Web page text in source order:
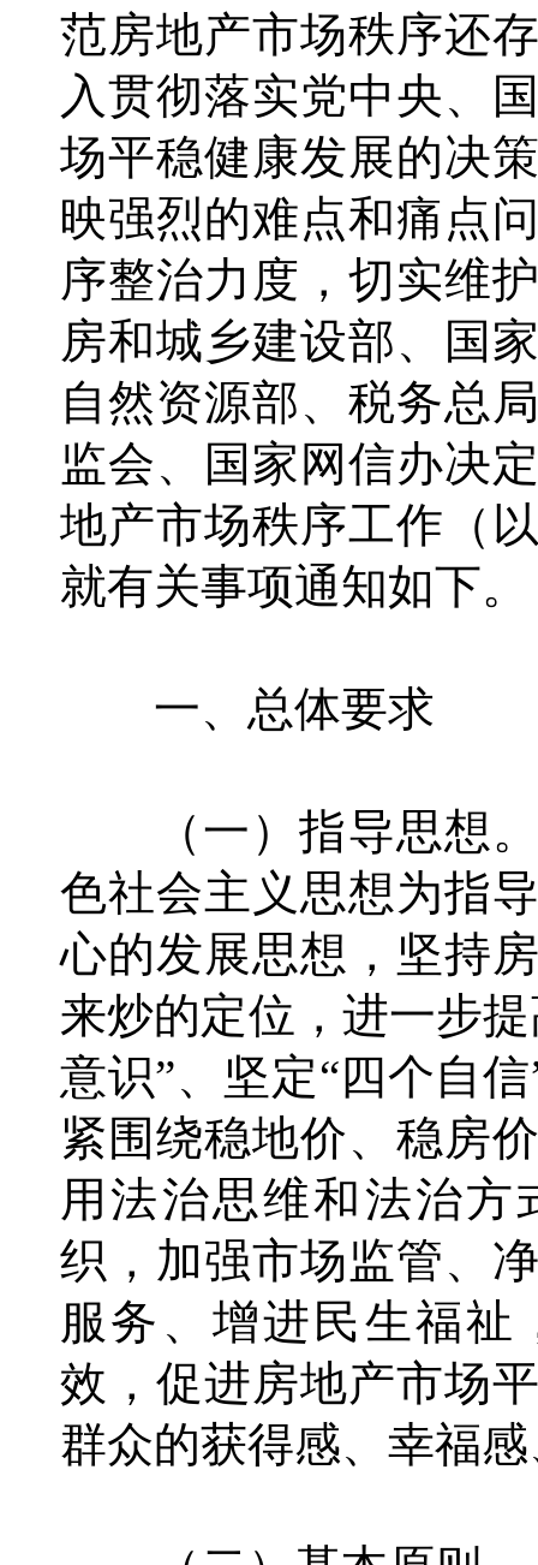
范房地产市场秩序还
入贯彻落实党中央、
场平稳健康发展的决
映强烈的难点和痛点
序整治力度，切实维
房和城乡建设部、国
自然资源部、税务总
监会、国家网信办决
地产市场秩序工作（
就有关事项通知如下。
一、总体要求
（一）指导思想。
色社会主义思想为指
心的发展思想，坚持
来炒的定位，进一步
意识”、坚定“四个自
紧围绕稳地价、稳房
用法治思维和法治
织，加强市场监管、
服务、增进民生福
效，促进房地产市场
群众的获得感、幸福